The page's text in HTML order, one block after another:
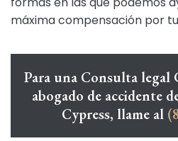
máxima compensación por
Para una Consulta
abogado de accidente
Cypress, llame al